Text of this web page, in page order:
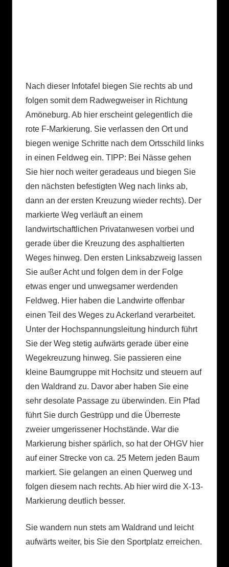
Nach dieser Infotafel biegen Sie rechts ab und
folgen somit dem Radwegweiser in Richtung
Amöneburg. Ab hier erscheint gelegentlich die
rote F-Markierung. Sie verlassen den Ort und
biegen wenige Schritte nach dem Ortsschild links
in einen Feldweg ein. TIPP: Bei Nässe gehen
Sie hier noch weiter geradeaus und biegen Sie
den nächsten befestigten Weg nach links ab,
dann an der ersten Kreuzung wieder rechts). Der
markierte Weg verläuft an einem
landwirtschaftlichen Privatanwesen vorbei und
gerade über die Kreuzung des asphaltierten
Weges hinweg. Den ersten Linksabzweig lassen
Sie außer Acht und folgen dem in der Folge
etwas enger und unwegsamer werdenden
Feldweg. Hier haben die Landwirte offenbar
einen Teil des Weges zu Ackerland verarbeitet.
Unter der Hochspannungsleitung hindurch führt
Sie der Weg stetig aufwärts gerade über eine
Wegekreuzung hinweg. Sie passieren eine
kleine Baumgruppe mit Hochsitz und steuern auf
den Waldrand zu. Davor aber haben Sie eine
sehr desolate Passage zu überwinden. Ein Pfad
führt Sie durch Gestrüpp und die Überreste
zweier umgerissener Hochstände. War die
Markierung bisher spärlich, so hat der OHGV hier
auf einer Strecke von ca. 25 Metern jeden Baum
markiert. Sie gelangen an einen Querweg und
folgen diesem nach rechts. Ab hier wird die X-13-
Markierung deutlich besser.
Sie wandern nun stets am Waldrand und leicht
aufwärts weiter, bis Sie den Sportplatz erreichen.